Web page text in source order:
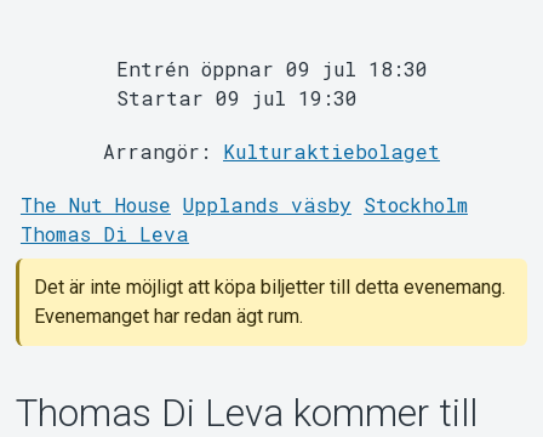
MyTickster
Entrén öppnar 09 jul 18:30
Startar 09 jul 19:30
Arrangör: Kulturaktiebolaget
The Nut House Upplands väsby Stockholm
Thomas Di Leva
Det är inte möjligt att köpa biljetter till detta evenemang.
Evenemanget har redan ägt rum.
Thomas Di Leva kommer till